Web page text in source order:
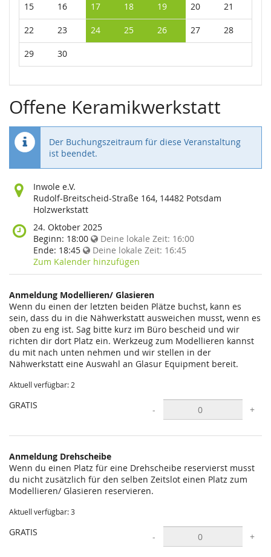
15 16 17 18 19 20 21
22 23 24 25 26 27 28
29 30
Offene Keramikwerkstatt
Der Buchungszeitraum für diese Veranstaltung
ist beendet.
Wo
findet
diese
statt?
Inwole e.V.
Rudolf-Breitscheid-Straße 164, 14482 Potsdam
Holzwerkstatt
Wann
findet
diese
Veranstaltung
statt?
24. Oktober 2025
Beginn: 18:00 Deine lokale Zeit: 16:00
Ende: 18:45 Deine lokale Zeit: 16:45
Zum Kalender hinzufügen
Anmeldung Modellieren/ Glasieren
Wenn du einen der letzten beiden Plätze buchst, kann es
sein, dass du in die Nähwerkstatt ausweichen musst, wenn es
oben zu eng ist. Sag bitte kurz im Büro bescheid und wir
richten dir dort Platz ein. Werkzeug zum Modellieren kannst
du mit nach unten nehmen und wir stellen in der
Nähwerkstatt eine Auswahl an Glasur Equipment bereit.
Aktuell verfügbar: 2
GRATIS - +
Anmeldung Drehscheibe
Wenn du einen Platz für eine Drehscheibe reservierst musst
du nicht zusätzlich für den selben Zeitslot einen Platz zum
Modellieren/ Glasieren reservieren.
Aktuell verfügbar: 3
GRATIS - +